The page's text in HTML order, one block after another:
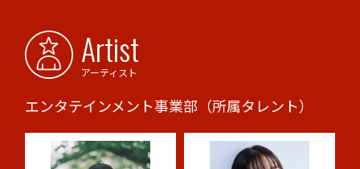
Artist
アーティスト
エンタテインメント事業部（所属タレント）